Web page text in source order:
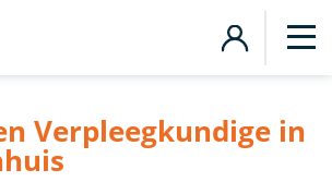
Verpleegkundige in